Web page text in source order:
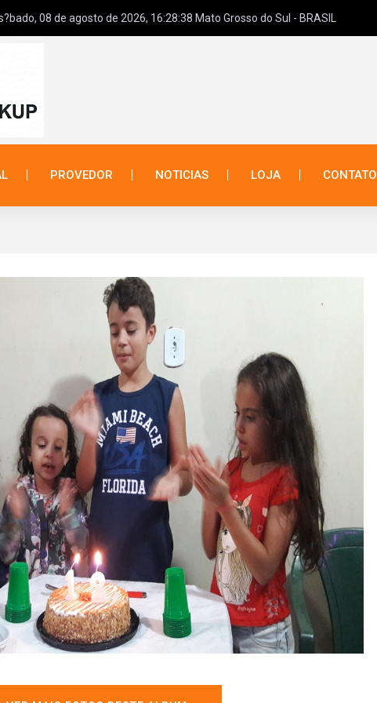
08 de agosto de 2026, 16:28:38 Mato Grosso do Sul - BRASIL
PROVEDOR NOTICIAS LOJA CONTATO